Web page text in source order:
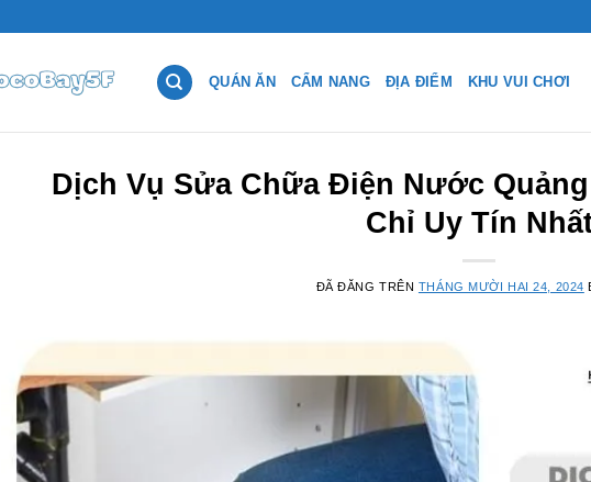
QUÁN ĂN CẨM NANG ĐỊA ĐIỂM KHU VUI CHƠI
Dịch Vụ Sửa Chữa Điện Nước
Chỉ Uy Tín
ĐÃ ĐĂNG TRÊN THÁNG MƯỜI HAI 24, 2024